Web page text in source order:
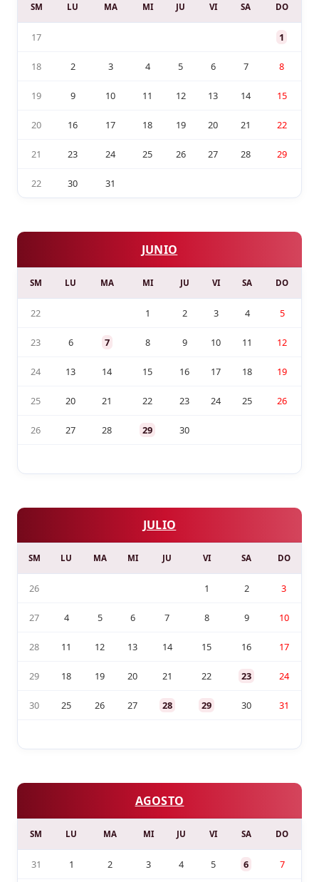
SM LU MA MI JU VI SA DO
17 1
18 2 3 4 5 6 7 8
19 9 10 11 12 13 14 15
20 16 17 18 19 20 21 22
21 23 24 25 26 27 28 29
22 30 31
JUNIO
SM LU MA MI JU VI SA DO
22 1 2 3 4 5
23 6 7 8 9 10 11 12
24 13 14 15 16 17 18 19
25 20 21 22 23 24 25 26
26 27 28 29 30
JULIO
SM LU MA MI JU VI SA DO
26 1 2 3
27 4 5 6 7 8 9 10
28 11 12 13 14 15 16 17
29 18 19 20 21 22 23 24
30 25 26 27 28 29 30 31
AGOSTO
SM LU MA MI JU VI SA DO
31 1 2 3 4 5 6 7